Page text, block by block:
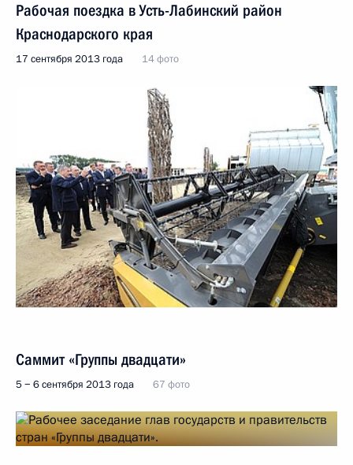
Рабочая поездка в Усть-Лабинский район
Краснодарского края
17 сентября 2013 года 14 фото
Саммит «Группы двадцати»
5 − 6 сентября 2013 года 67 фото